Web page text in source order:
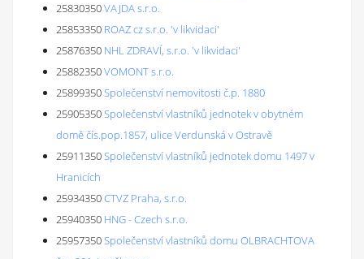
25830350VAJDA s.r.o.
25853350 ROAZ cz s.r.o. 'v likvidaci'
25876350 NHL ZDRAVÍ, s.r.o. 'v likvidaci'
25882350VOMONT s.r.o.
25899350Společenství nemovitosti č.p. 1880
25905350Společenství vlastníků jednotek v obytném
domě čís.pop.1857, ulice Verdunská v Ostravě
25911350Společenství vlastníků jednotek domu 1497 v
Hranicích
25934350CTVZ Praha, s.r.o.
25940350 HNG - Czech s.r.o.
25957350Společenství vlastníků domu OLBRACHTOVA